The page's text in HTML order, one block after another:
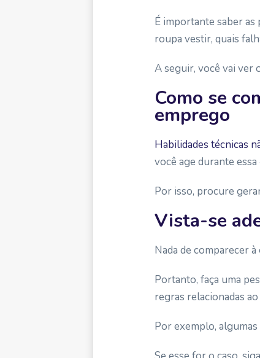
É importante saber
roupa vestir, quais
A seguir, você vai ver
Como se
emprego
Habilidades técnicas
você age durante
Por isso, procure
Vista-se
Nada de comparecer
Portanto, faça uma
regras relacionadas
Por exemplo,